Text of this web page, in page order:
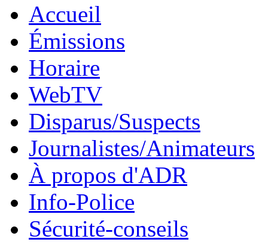
Accueil
Émissions
Horaire
WebTV
Disparus/Suspects
Journalistes/Animateurs
À propos d'ADR
Info-Police
Sécurité-conseils